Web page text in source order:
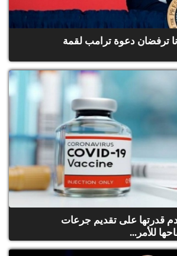
ترفضان دعوة ترامب لقمة
قدرتها على تقديم جرعات
للأمر...